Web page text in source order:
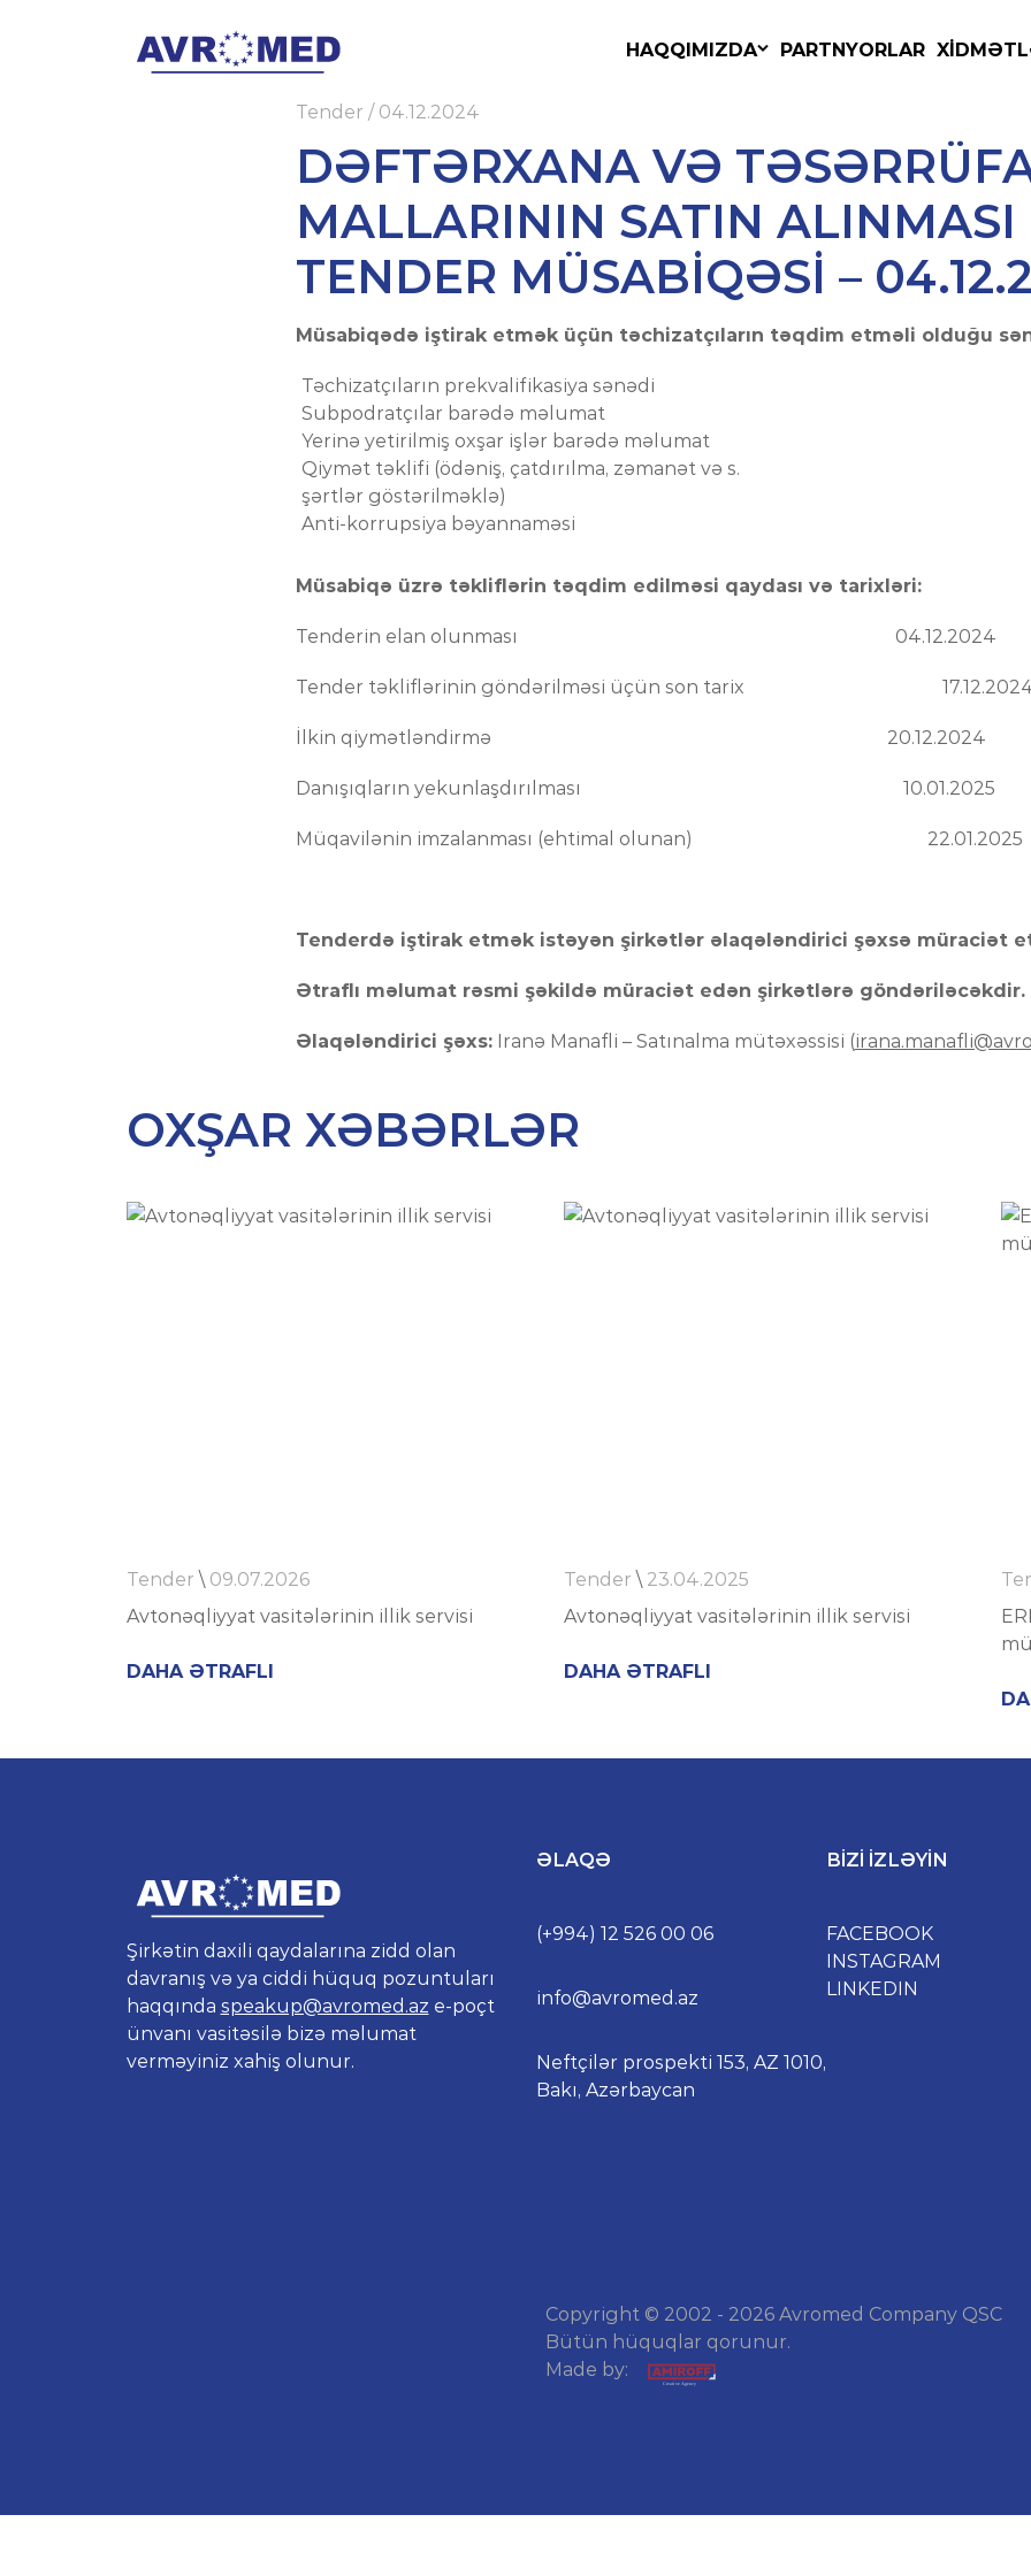
HAQQIMIZDA PARTNYORLAR
Tender / 04.12.2024
DƏFTƏRXANA VƏ
MALLARININ SATIN
TENDER MÜSABIQƏSI –
Müsabiqədə iştirak etmək üçün təchizatçıların təqdim etməli olduğu
Təchizatçıların prekvalifikasiya sənədi
Subpodratçılar barədə məlumat
Yerinə yetirilmiş oxşar işlər barədə məlumat
Qiymət təklifi (ödəniş, çatdırılma, zəmanət və s.
şərtlər göstərilməklə)
Anti-korrupsiya bəyannaməsi
Müsabiqə üzrə təkliflərin təqdim edilməsi qaydası və tarixləri:
Tenderin elan olunması 04.12.2024
Tender təkliflərinin göndərilməsi üçün son tarix
İlkin qiymətləndirmə 20.12.2024
Danışıqların yekunlaşdırılması 10.01.2025
Müqavilənin imzalanması (ehtimal olunan) 22.01.2025
Tenderdə iştirak etmək istəyən şirkətlər əlaqələndirici şəxsə müraciət
Ətraflı məlumat rəsmi şəkildə müraciət edən şirkətlərə göndəriləcəkdir.
Əlaqələndirici şəxs:Iranə Manafli – Satınalma mütəxəssisi (
OXŞAR XƏBƏRLƏR
Tender\ 09.07.2026
Avtonəqliyyat vasitələrinin illik servisi
DAHA ƏTRAFLI
Tender\ 23.04.2025
Avtonəqliyyat vasitələrinin illik servisi
DAHA ƏTRAFLI
Şirkətin daxili qaydalarına zidd olan
davranış və ya ciddi hüquq pozuntuları
haqqında speakup@avromed.az e-poçt
ünvanı vasitəsilə bizə məlumat
verməyiniz xahiş olunur.
ƏLAQƏ
(+994) 12 526 00 06
info@avromed.az
Neftçilər prospekti 153, AZ 1010,
Bakı, Azərbaycan
BIZI IZLƏYIN
FACEBOOK
INSTAGRAM
LINKEDIN
Copyright © 2002 - 2026 Avromed Company QSC
Bütün hüquqlar qorunur.
Made by: